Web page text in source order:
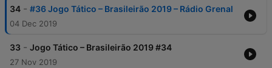
34 - #36 Jogo Tático – Brasileirão 2019 – Rádio Grenal
04 Dec 2019
33 - Jogo Tático – Brasileirão 2019 #34
27 Nov 2019